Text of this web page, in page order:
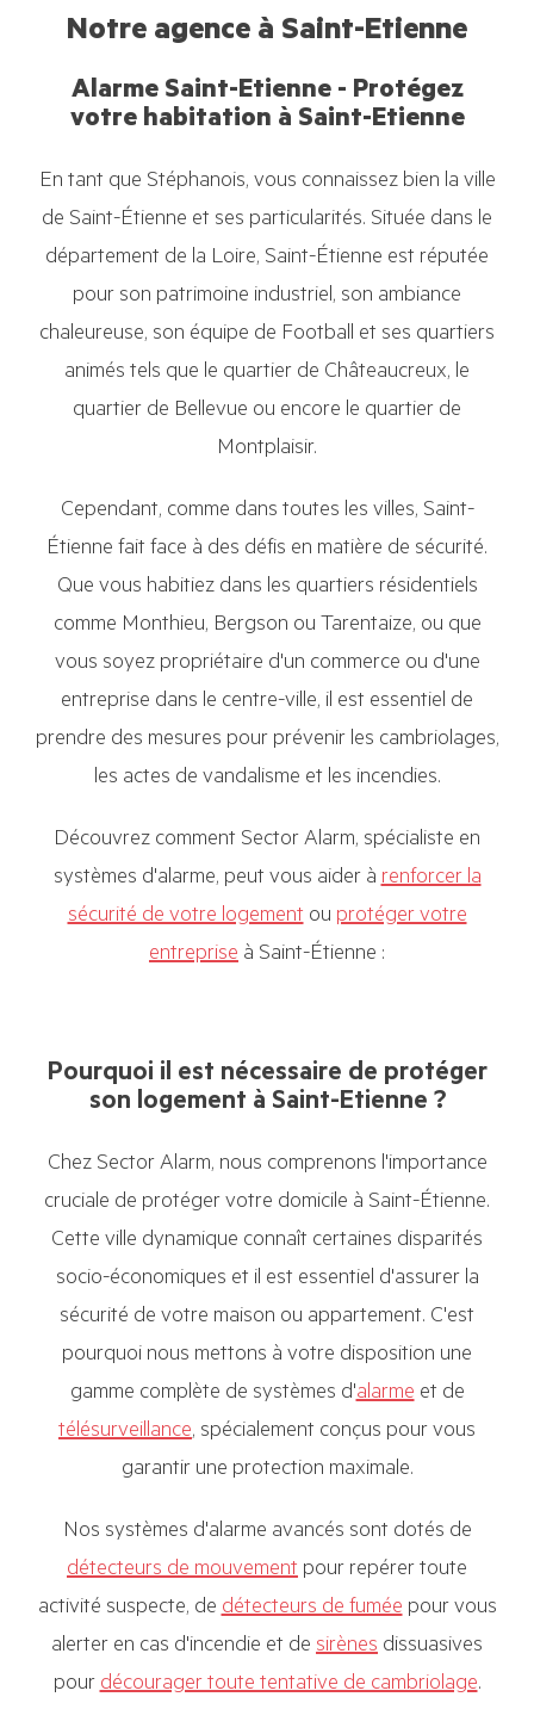
Notre agence à Saint-Etienne
Alarme Saint-Etienne - Protégez
votre habitation à Saint-Etienne
En tant que Stéphanois, vous connaissez bien la ville
de Saint-Étienne et ses particularités. Située dans le
département de la Loire, Saint-Étienne est réputée
pour son patrimoine industriel, son ambiance
chaleureuse, son équipe de Football et ses quartiers
animés tels que le quartier de Châteaucreux, le
quartier de Bellevue ou encore le quartier de
Montplaisir.
Cependant, comme dans toutes les villes, Saint-
Étienne fait face à des défis en matière de sécurité.
Que vous habitiez dans les quartiers résidentiels
comme Monthieu, Bergson ou Tarentaize, ou que
vous soyez propriétaire d'un commerce ou d'une
entreprise dans le centre-ville, il est essentiel de
prendre des mesures pour prévenir les cambriolages,
les actes de vandalisme et les incendies.
Découvrez comment Sector Alarm, spécialiste en
systèmes d'alarme, peut vous aider àrenforcer la
sécurité de votre logementou protéger votre
entreprise à Saint-Étienne :
Pourquoi il est nécessaire de protéger
son logement à Saint-Etienne ?
Chez Sector Alarm, nous comprenons l'importance
cruciale de protéger votre domicile à Saint-Étienne.
Cette ville dynamique connaît certaines disparités
socio-économiques et il est essentiel d'assurer la
sécurité de votre maison ou appartement. C'est
pourquoi nous mettons à votre disposition une
gamme complète de systèmes d'alarmeet de
télésurveillance, spécialement conçus pour vous
garantir une protection maximale.
Nos systèmes d'alarme avancés sont dotés de
détecteurs de mouvement pour repérer toute
activité suspecte, dedétecteurs de fuméepour vous
alerter en cas d'incendie et de sirènes dissuasives
pourdécourager toute tentative de cambriolage.